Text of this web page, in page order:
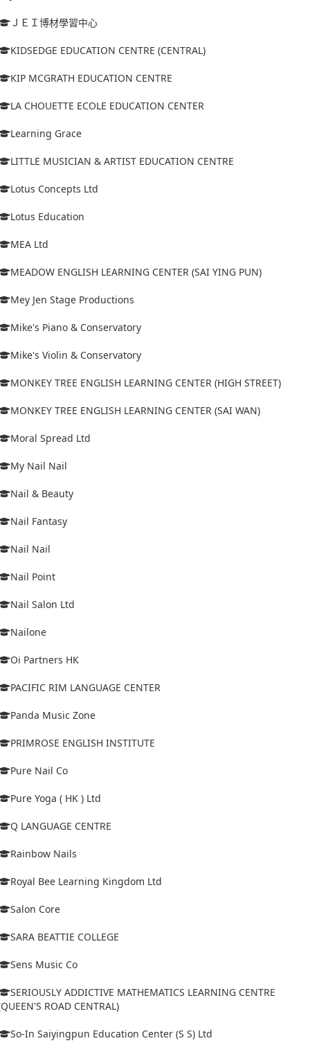
ＪＥＩ博材學習中心
KIDSEDGE EDUCATION CENTRE (CENTRAL)
KIP MCGRATH EDUCATION CENTRE
LA CHOUETTE ECOLE EDUCATION CENTER
Learning Grace
LITTLE MUSICIAN & ARTIST EDUCATION CENTRE
Lotus Concepts Ltd
Lotus Education
MEA Ltd
MEADOW ENGLISH LEARNING CENTER (SAI YING PUN)
Mey Jen Stage Productions
Mike's Piano & Conservatory
Mike's Violin & Conservatory
MONKEY TREE ENGLISH LEARNING CENTER (HIGH STREET)
MONKEY TREE ENGLISH LEARNING CENTER (SAI WAN)
Moral Spread Ltd
My Nail Nail
Nail & Beauty
Nail Fantasy
Nail Nail
Nail Point
Nail Salon Ltd
Nailone
Oi Partners HK
PACIFIC RIM LANGUAGE CENTER
Panda Music Zone
PRIMROSE ENGLISH INSTITUTE
Pure Nail Co
Pure Yoga ( HK ) Ltd
Q LANGUAGE CENTRE
Rainbow Nails
Royal Bee Learning Kingdom Ltd
Salon Core
SARA BEATTIE COLLEGE
Sens Music Co
SERIOUSLY ADDICTIVE MATHEMATICS LEARNING CENTRE
ROAD CENTRAL)
So-In Saiyingpun Education Center (S S) Ltd